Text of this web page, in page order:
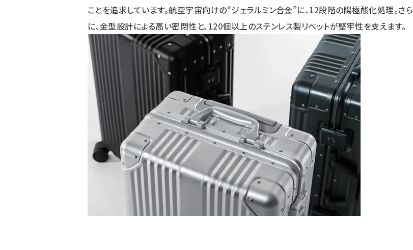
ことを追求しています。航空宇宙向けの“ジェラルミン合金”に、12段階の陽極酸化処理。さら
に、金型設計による高い密閉性と、120個以上のステンレス製リベットが堅牢性を支えます。